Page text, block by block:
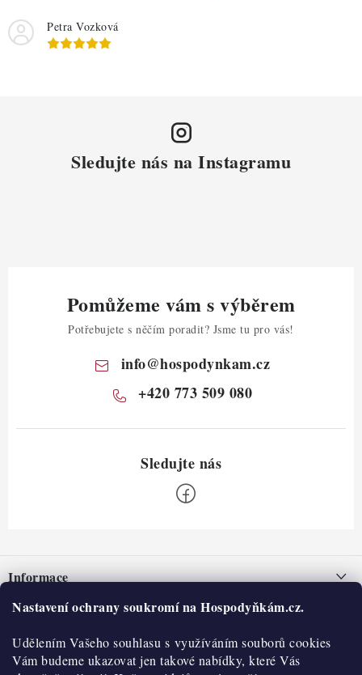
Nastavení ochrany soukromí na Hospodyňkám.cz.
Udělením Vašeho souhlasu s využíváním souborů cookies
Vám budeme ukazovat jen takové nabídky, které Vás
Petra Vozková
Sledujte nás na Instagramu
Pomůžeme vám s výběrem
Potřebujete s něčím poradit? Jsme tu pro vás!
info@hospodynkam.cz
+420 773 509 080
pInformace
Nepřevzetí zásilky na dobírku
Obchodní podmínky
Hodnocení obchodu
O nás
Historie
O nákupu